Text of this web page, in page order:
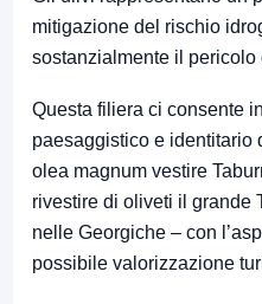
mitigazione del rischio
sostanzialmente il pericolo
Questa filiera ci consente
paesaggistico e identitario
olea magnum vestire
rivestire di oliveti il grande
nelle Georgiche – con
possibile valorizzazione